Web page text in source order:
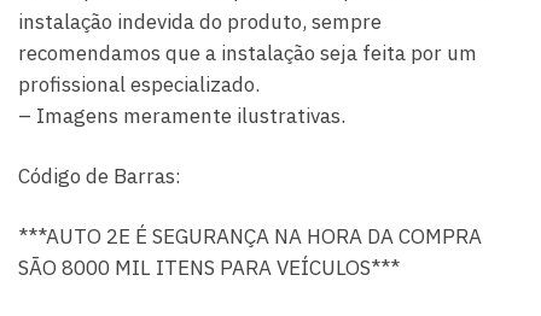
instalação indevida do produto, sempre
recomendamos que a instalação seja feita por um
profissional especializado.
– Imagens meramente ilustrativas.
Código de Barras:
***AUTO 2E É SEGURANÇA NA HORA DA COMPRA
SÃO 8000 MIL ITENS PARA VEÍCULOS***